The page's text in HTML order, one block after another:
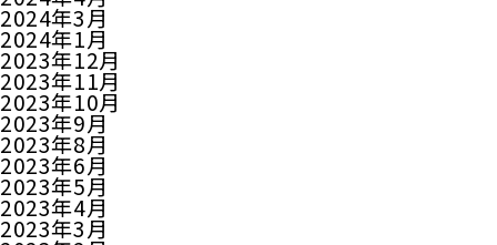
2024年3月
2024年1月
2023年12月
2023年11月
2023年10月
2023年9月
2023年8月
2023年6月
2023年5月
2023年4月
2023年3月